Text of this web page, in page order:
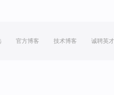
官方博客 技术博客 诚聘英才